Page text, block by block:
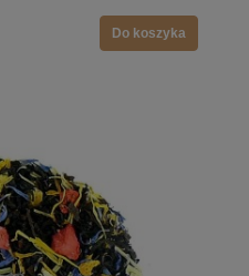
Do koszyka